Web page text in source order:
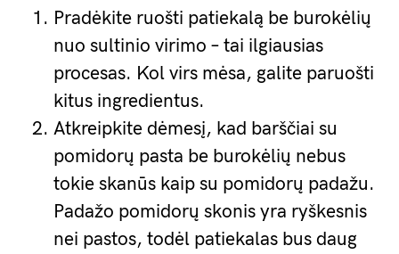
Pradėkite ruošti patiekalą be burokėlių
nuo sultinio virimo – tai ilgiausias
procesas. Kol virs mėsa, galite paruošti
kitus ingredientus.
Atkreipkite dėmesį, kad barščiai su
pomidorų pasta be burokėlių nebus
tokie skanūs kaip su pomidorų padažu.
Padažo pomidorų skonis yra ryškesnis
nei pastos, todėl patiekalas bus daug